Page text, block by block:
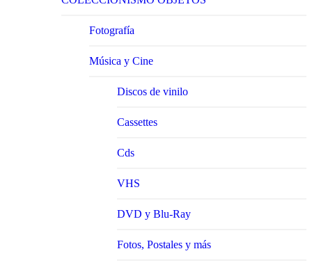
Fotografía
Música y Cine
Discos de vinilo
Cassettes
Cds
VHS
DVD y Blu-Ray
Fotos, Postales y más